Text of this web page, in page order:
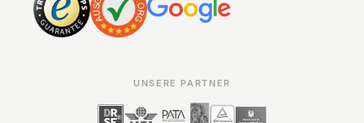
UNSERE PARTNER